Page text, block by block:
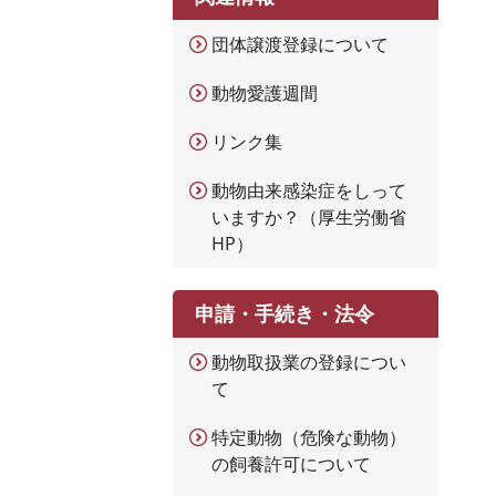
団体譲渡登録について
動物愛護週間
リンク集
動物由来感染症をしって
いますか？（厚生労働省
HP）
申請・手続き・法令
動物取扱業の登録につい
て
特定動物（危険な動物）
の飼養許可について